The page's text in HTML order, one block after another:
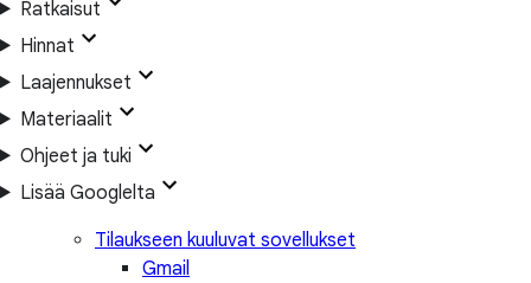
Ratkaisut
Hinnat
Laajennukset
Materiaalit
Ohjeet ja tuki
Lisää Googlelta
Tilaukseen kuuluvat sovellukset
Gmail